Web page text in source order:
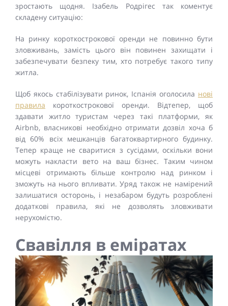
зростають щодня. Ізабель Родрігес так коментує
складену ситуацію:
На ринку короткострокової оренди не повинно бути
зловживань, замість цього він повинен захищати і
забезпечувати безпеку тим, хто потребує такого типу
житла.
Щоб якось стабілізувати ринок, Іспанія оголосила нові
правила короткострокової оренди. Відтепер, щоб
здавати житло туристам через такі платформи, як
Airbnb, власникові необхідно отримати дозвіл хоча б
від 60% всіх мешканців багатоквартирного будинку.
Тепер краще не сваритися з сусідами, оскільки вони
можуть накласти вето на ваш бізнес. Таким чином
місцеві отримають більше контролю над ринком і
зможуть на нього впливати. Уряд також не намірений
залишатися осторонь, і незабаром будуть розроблені
додаткові правила, які не дозволять зловживати
нерухомістю.
Свавілля в еміратах